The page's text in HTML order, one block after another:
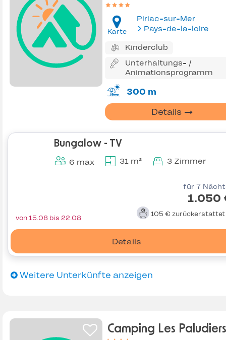
Karte
Piriac-sur-Mer
Pays-de-la-loire
Kinderclub
Unterhaltungs- /
Animationsprogramm
300 m
Details
Bungalow - TV
6 max 31 m² 3 Zimmer
für 7
1.050
105 € zurückerstattet
Details
von 15.08 bis 22.08
Weitere Unterkünfte anzeigen
Camping Les Paludiers